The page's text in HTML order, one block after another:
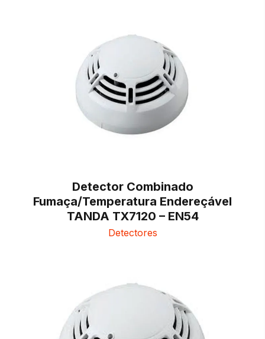
Detector Combinado
Fumaça/Temperatura Endereçável
TANDA TX7120 – EN54
Detectores